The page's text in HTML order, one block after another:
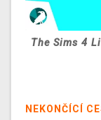
The Sims 4
NEKONČÍCÍ